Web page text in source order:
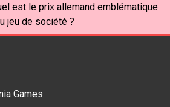
est le prix allemand emblématique
jeu de société ?
Games